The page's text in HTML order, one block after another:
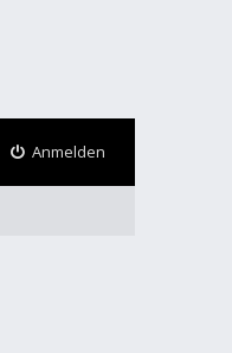
Anmelden